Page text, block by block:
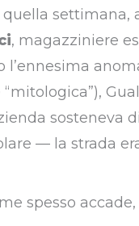
settimana,
, magazziniere
l’ennesima
— la strada
spesso